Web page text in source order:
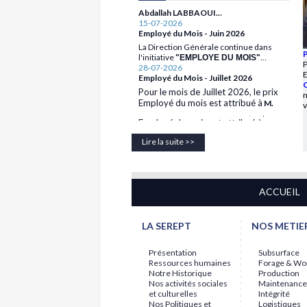
La Direction Générale continue dans
l'initiative"EMPLOYE DU MOIS"
28-07-2026
Employé du Mois - Juillet 2026
Pour le mois de Juillet 2026, le prix
Employé du mois est attribué à
Abdallah LABBAOUI..
15-07-2026
Employé du Mois - Juin 2026
La Direction Générale continue dans
l'initiative"EMPLOYE DU MOIS"
28-07-2026
Employé du Mois - Juillet 2026
Pour le mois de Juillet 2026, le prix
Employé du mois est attribué à M.
Abdallah LABBAOUI...
15-07-2026
La Direction Générale continue dans
l'initiative"EMPLOYE DU MOIS"
Employé du Mois - Juillet 2026
Pour le mois de Juillet 2026, le prix
Employé du mois est attribué à M.
Abdallah LABBAOUI...
Employé du Mois - Juin 2026
La Direction Générale continue dans
l'initiative"EMPLOYE DU MOIS"...
Lire la suite >>
ACCUEIL
LA SEREPT
Présentation
Ressources humaines
Notre Historique
Nos activités sociales
et culturelles
Nos Politiques et
NOS
Subsurface
Forage &
Production
Maintenance
Intégrité
Logistiques